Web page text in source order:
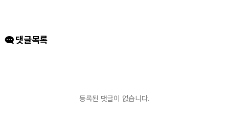
댓글목록
등록된 댓글이 없습니다.